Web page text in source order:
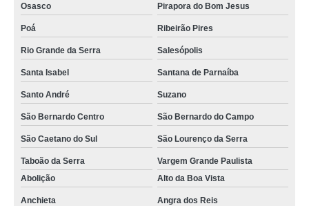
Osasco Pirapora do Bom Jesus
Poá Ribeirão Pires
Rio Grande da Serra Salesópolis
Santa Isabel Santana de Parnaíba
Santo André Suzano
São Bernardo Centro São Bernardo do Campo
São Caetano do Sul São Lourenço da Serra
Taboão da Serra
Vargem Grande Paulista
Abolição
Alto da Boa Vista
Anchieta Angra dos Reis